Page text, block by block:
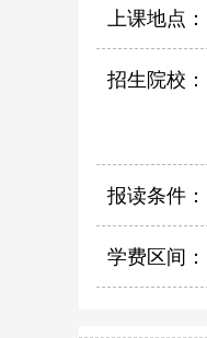
上课地点：
招生院校：
报读条件：
学费区间：